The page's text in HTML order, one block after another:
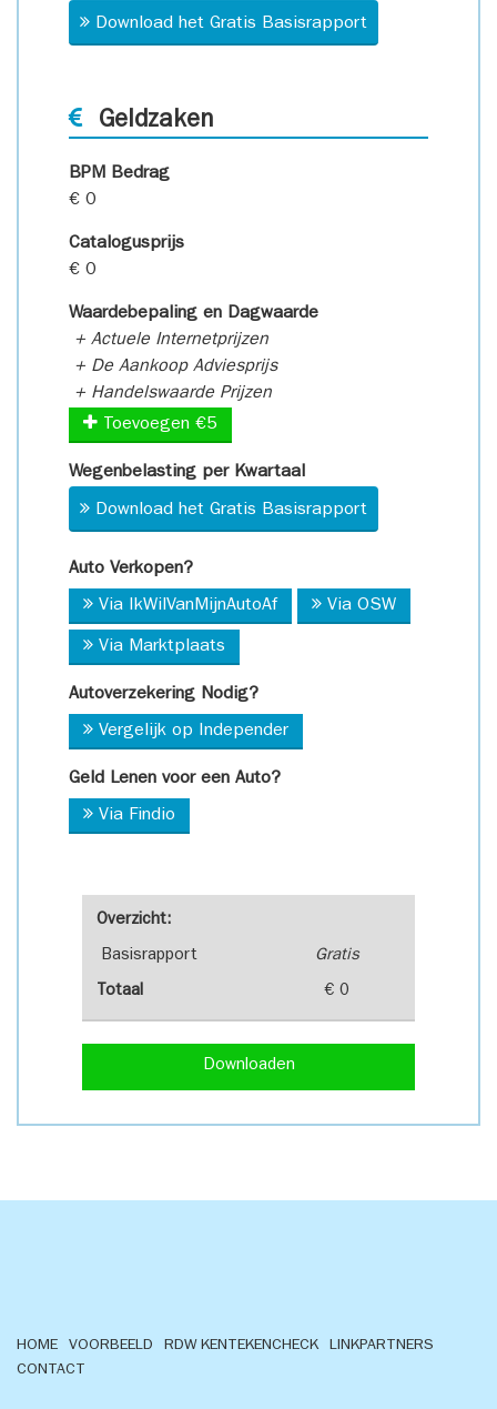
Overzicht:
Basisrapport Gratis
Totaal € 0
Downloaden
Download het Gratis Basisrapport
Geldzaken
BPM Bedrag
€ 0
Catalogusprijs
€ 0
Waardebepaling en Dagwaarde
+ Actuele Internetprijzen
+ De Aankoop Adviesprijs
+ Handelswaarde Prijzen
Toevoegen €5
Wegenbelasting per Kwartaal
Download het Gratis Basisrapport
Auto Verkopen?
Via IkWilVanMijnAutoAf Via OSW
Via Marktplaats
Autoverzekering Nodig?
Vergelijk op Independer
Geld Lenen voor een Auto?
Via Findio
HOME VOORBEELD RDW KENTEKENCHECK
LINKPARTNERS
CONTACT